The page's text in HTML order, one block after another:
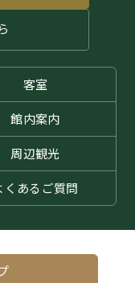
客室
館内案内
周辺観光
くある ご質問